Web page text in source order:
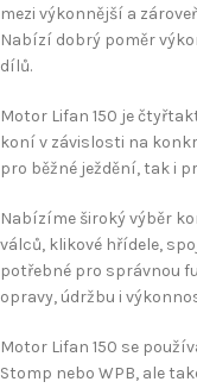
mezi výkonnější a
Nabízí dobrý poměr
dílů.
Motor Lifan 150 je
koní v závislosti na
pro běžné ježdění, tak i
Nabízíme široký výběr
válců, klikové hřídele,
potřebné pro správnou
opravy, údržbu i
Motor Lifan 150 se
Stomp nebo WPB, ale